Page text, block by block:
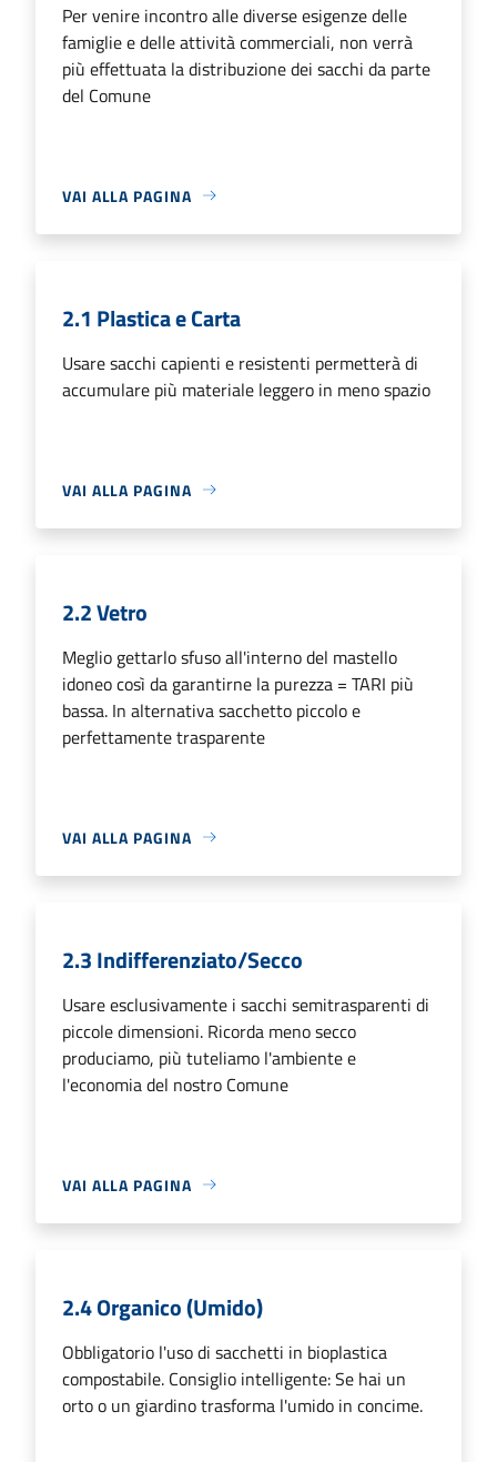
Per venire incontro alle diverse esigenze delle
famiglie e delle attività commerciali, non verrà
più effettuata la distribuzione dei sacchi da parte
del Comune
VAI ALLA PAGINA
2.1 Plastica e Carta
Usare sacchi capienti e resistenti permetterà di
accumulare più materiale leggero in meno spazio
VAI ALLA PAGINA
2.2 Vetro
Meglio gettarlo sfuso all'interno del mastello
idoneo così da garantirne la purezza = TARI più
bassa. In alternativa sacchetto piccolo e
perfettamente trasparente
VAI ALLA PAGINA
2.3 Indifferenziato/Secco
Usare esclusivamente i sacchi semitrasparenti di
piccole dimensioni. Ricorda meno secco
produciamo, più tuteliamo l'ambiente e
l'economia del nostro Comune
VAI ALLA PAGINA
2.4 Organico (Umido)
Obbligatorio l'uso di sacchetti in bioplastica
compostabile. Consiglio intelligente: Se hai un
orto o un giardino trasforma l'umido in concime.